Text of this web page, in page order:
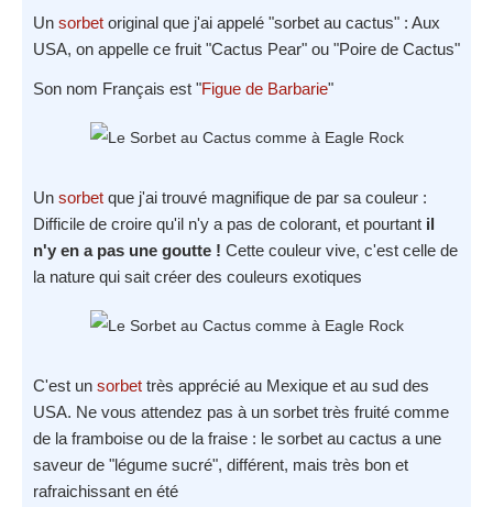
Un sorbet original que j'ai appelé "sorbet au cactus" : Aux
USA, on appelle ce fruit "Cactus Pear" ou "Poire de Cactus"
Son nom Français est "Figue de Barbarie"
Un sorbet que j'ai trouvé magnifique de par sa couleur :
Difficile de croire qu'il n'y a pas de colorant, et pourtant il
n'y en a pas une goutte ! Cette couleur vive, c'est celle de
la nature qui sait créer des couleurs exotiques
C'est un sorbet très apprécié au Mexique et au sud des
USA. Ne vous attendez pas à un sorbet très fruité comme
de la framboise ou de la fraise : le sorbet au cactus a une
saveur de "légume sucré", différent, mais très bon et
rafraichissant en été